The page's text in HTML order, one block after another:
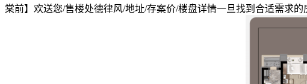
棠前】欢送您/售楼处德律风/地址/存案价/楼盘详情一旦找到合适需求